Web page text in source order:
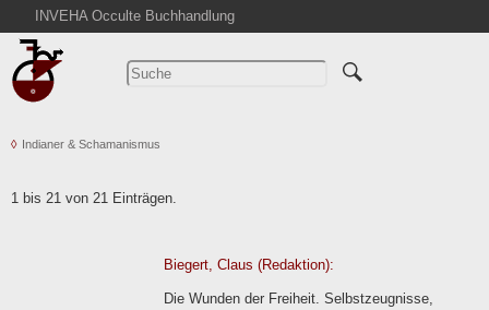
INVEHA Occulte Buchhandlung
Startseite
Detailsuche
Warenkorb
Indianer & Schamanismus
1 bis 21 von 21 Einträgen.
Biegert, Claus (Redaktion):
Die Wunden der Freiheit. Selbstzeugnisse,